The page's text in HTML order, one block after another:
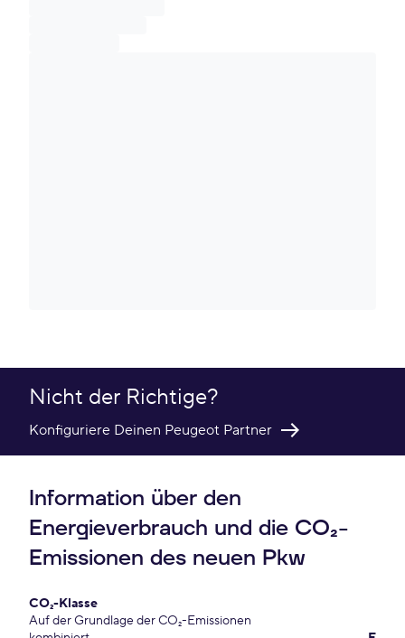
Nicht der Richtige?
Konfiguriere Deinen Peugeot Partner
Information über den
Energieverbrauch und die CO₂-
Emissionen des neuen Pkw
CO₂-Klasse
Auf der Grundlage der CO₂-Emissionen